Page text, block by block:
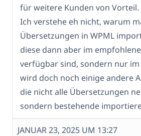
für weitere Kunden von Vorteil.
Ich verstehe eh nicht, warum
Übersetzungen in WPML
diese dann aber im
verfügbar sind, sondern nur im
wird doch noch einige andere
die nicht alle Übersetzungen
sondern bestehende
JANUAR 23, 2025 UM 13:27